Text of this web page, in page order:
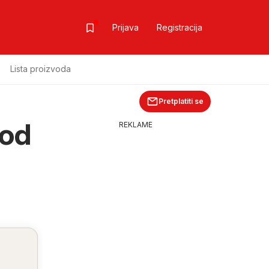
Prijava Registracija
Lista proizvoda
Pretplatiti se
REKLAME